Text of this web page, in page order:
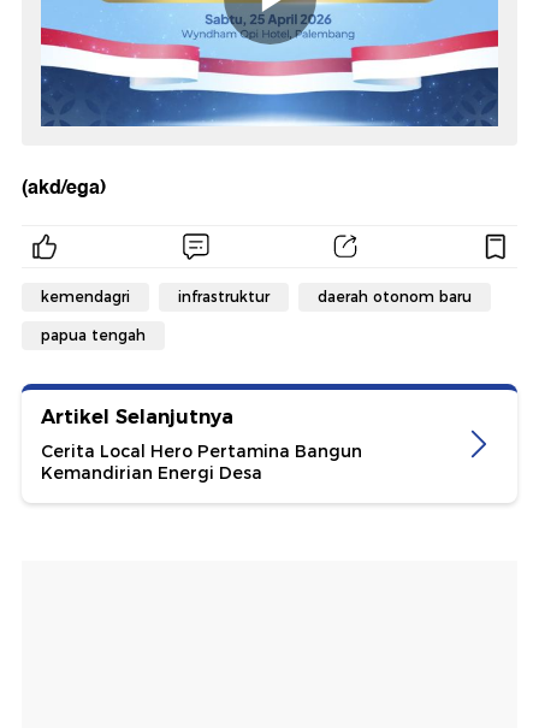
(akd/ega)
kemendagri infrastruktur daerah otonom baru
papua tengah
Artikel Selanjutnya
Cerita Local Hero Pertamina Bangun
Kemandirian Energi Desa